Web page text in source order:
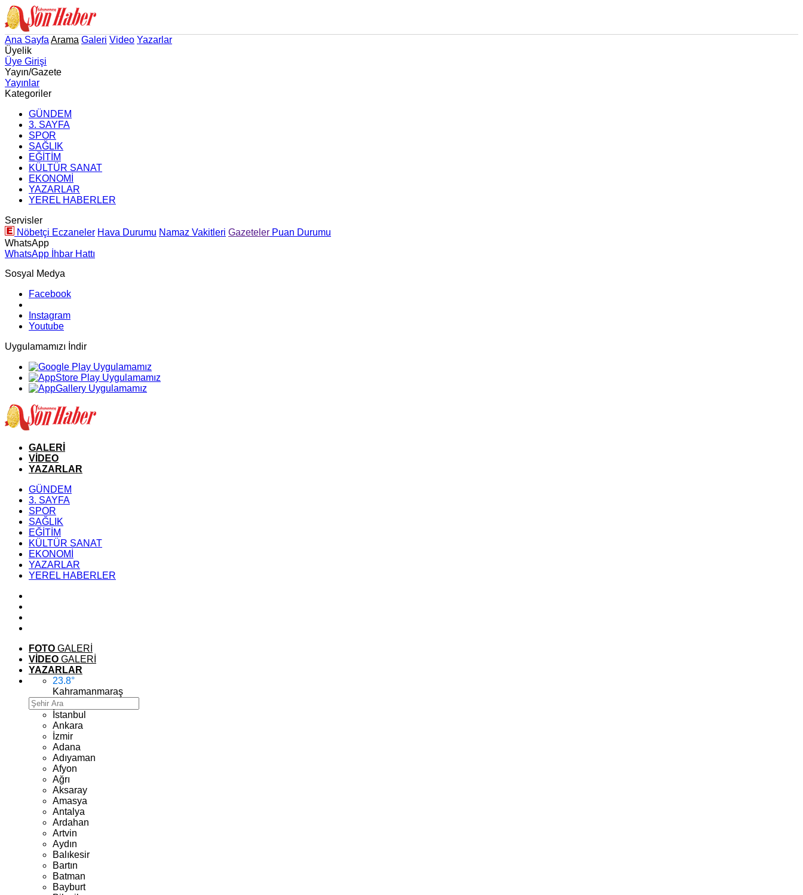
Ana Sayfa Arama Galeri Video Yazarlar
Üyelik
Üye Girişi
Yayın/Gazete
Yayınlar
Kategoriler
GÜNDEM
3. SAYFA
SPOR
SAĞLIK
EĞİTİM
KÜLTÜR SANAT
EKONOMİ
YAZARLAR
YEREL HABERLER
Servisler
Nöbetçi Eczaneler Hava Durumu Namaz Vakitleri Gazeteler Puan Durumu
WhatsApp
WhatsApp İhbar Hattı
Sosyal Medya
Facebook
Instagram
Youtube
Uygulamamızı İndir
GALERİ
VİDEO
YAZARLAR
GÜNDEM
3. SAYFA
SPOR
SAĞLIK
EĞİTİM
KÜLTÜR SANAT
EKONOMİ
YAZARLAR
YEREL HABERLER
FOTO GALERİ
VİDEO GALERİ
YAZARLAR
23.8°
Kahramanmaraş
İstanbul
Ankara
İzmir
Adana
Adıyaman
Afyon
Ağrı
Aksaray
Amasya
Antalya
Ardahan
Artvin
Aydın
Balıkesir
Bartın
Batman
Bayburt